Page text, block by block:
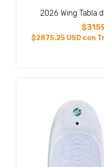
2026 Wing Tabla
$2875.25 USD con